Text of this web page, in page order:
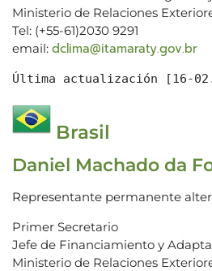
Ministerio de Relaciones
Tel: (+55-61)2030 9291
email: dclima@itamaraty.gov.br
Última actualización [16-
Brasil
Daniel Machado da
Representante permanente
Primer Secretario
Jefe de Financiamiento y
Ministerio de Relaciones